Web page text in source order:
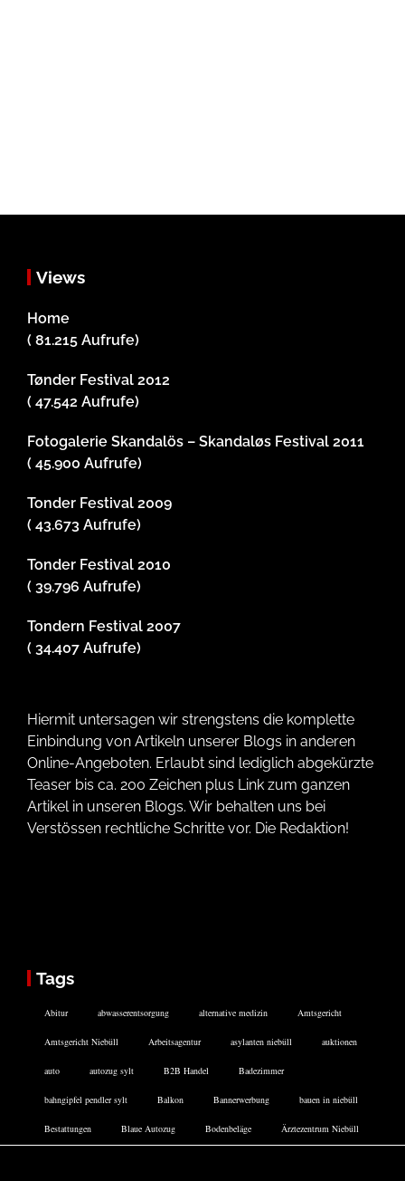
Views
Home
( 81.215 Aufrufe)
Tønder Festival 2012
( 47.542 Aufrufe)
Fotogalerie Skandalös – Skandaløs Festival 2011
( 45.900 Aufrufe)
Tonder Festival 2009
( 43.673 Aufrufe)
Tonder Festival 2010
( 39.796 Aufrufe)
Tondern Festival 2007
( 34.407 Aufrufe)
Hiermit untersagen wir strengstens die komplette
Einbindung von Artikeln unserer Blogs in anderen
Online-Angeboten. Erlaubt sind lediglich abgekürzte
Teaser bis ca. 200 Zeichen plus Link zum ganzen
Artikel in unseren Blogs. Wir behalten uns bei
Verstössen rechtliche Schritte vor. Die Redaktion!
Tags
Abitur abwasserentsorgung alternative medizin Amtsgericht
Amtsgericht Niebüll Arbeitsagentur asylanten niebüll auktionen
auto autozug sylt B2B Handel Badezimmer
bahngipfel pendler sylt Balkon Bannerwerbung bauen in niebüll
Bestattungen Blaue Autozug Bodenbeläge Ärztezentrum Niebüll